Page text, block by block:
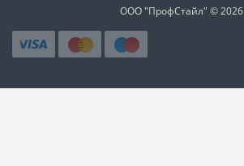
ООО "ПрофСтайл" © 2026